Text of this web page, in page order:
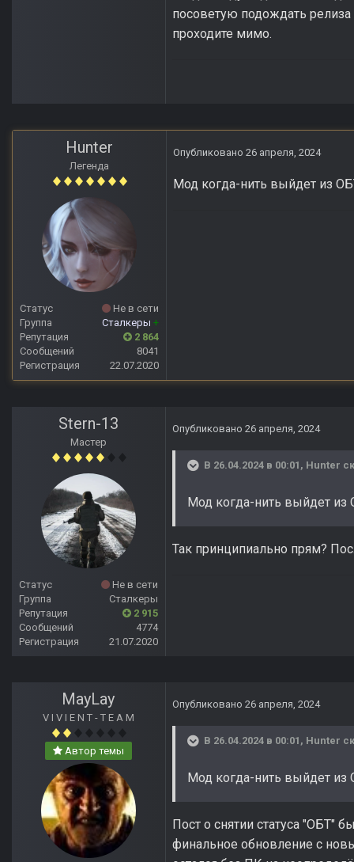
посоветую подождать релиза
проходите мимо.
Hunter
Легенда
Статус
Не в сети
Группа
Сталкеры +
Репутация
2 864
Сообщений
8041
Регистрация
22.07.2020
Опубликовано 26 апреля, 2024
Мод когда-нить выйдет из
Stern-13
Мастер
Статус
Не в сети
Группа
Сталкеры
Репутация
2 915
Сообщений
4774
Регистрация
21.07.2020
Опубликовано 26 апреля, 2024
В 26.04.2024 в 00:01, Hunter
Мод когда-нить выйдет из
Так принципиально прям?
MayLay
V I V I E N T - T E A M
Автор темы
Опубликовано 26 апреля, 2024
В 26.04.2024 в 00:01, Hunter
Мод когда-нить выйдет из
Пост о снятии статуса "ОБТ"
финальное обновление с